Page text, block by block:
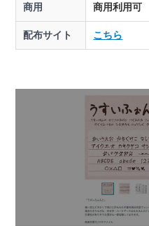
商用 商用利用可
配布サイト こちら